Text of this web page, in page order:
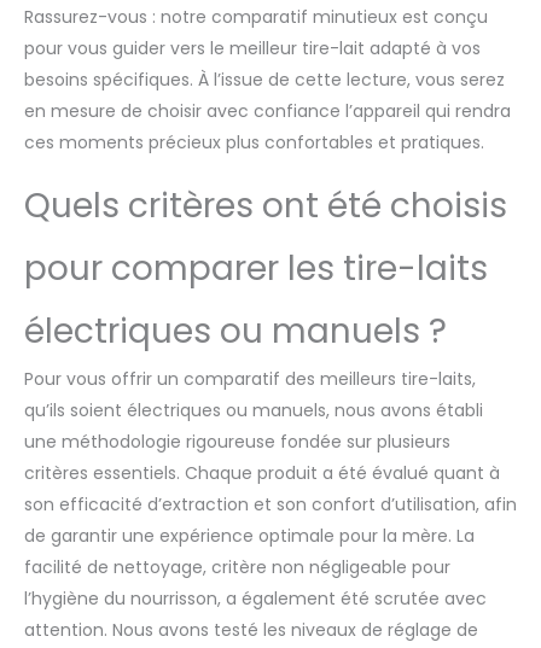
Rassurez-vous : notre comparatif minutieux est conçu
pour vous guider vers le meilleur tire-lait adapté à vos
besoins spécifiques. À l’issue de cette lecture, vous serez
en mesure de choisir avec confiance l’appareil qui rendra
ces moments précieux plus confortables et pratiques.
Quels critères ont été choisis
pour comparer les tire-laits
électriques ou manuels ?
Pour vous offrir un comparatif des meilleurs tire-laits,
qu’ils soient électriques ou manuels, nous avons établi
une méthodologie rigoureuse fondée sur plusieurs
critères essentiels. Chaque produit a été évalué quant à
son efficacité d’extraction et son confort d’utilisation, afin
de garantir une expérience optimale pour la mère. La
facilité de nettoyage, critère non négligeable pour
l’hygiène du nourrisson, a également été scrutée avec
attention. Nous avons testé les niveaux de réglage de